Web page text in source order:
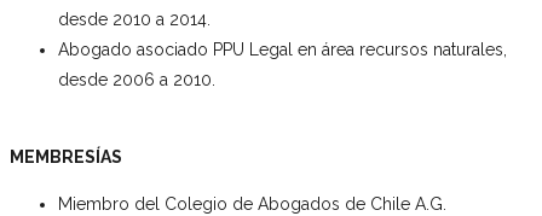
desde 2010 a 2014.
Abogado asociado PPU Legal en área recursos naturales,
desde 2006 a 2010.
MEMBRESÍAS
Miembro del Colegio de Abogados de Chile A.G.